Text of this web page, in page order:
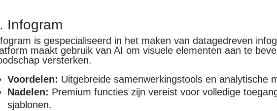
Infogram
is gespecialiseerd in het maken van datagedreven
maakt gebruik van AI om visuele elementen aan te
versterken.
Voordelen: Uitgebreide samenwerkingstools en analytische
Nadelen: Premium functies zijn vereist voor volledige
sjablonen.